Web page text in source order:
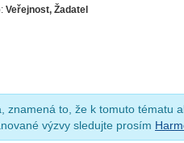
Veřejnost, Žadatel
znamená to, že k tomuto tématu
výzvy sledujte prosím